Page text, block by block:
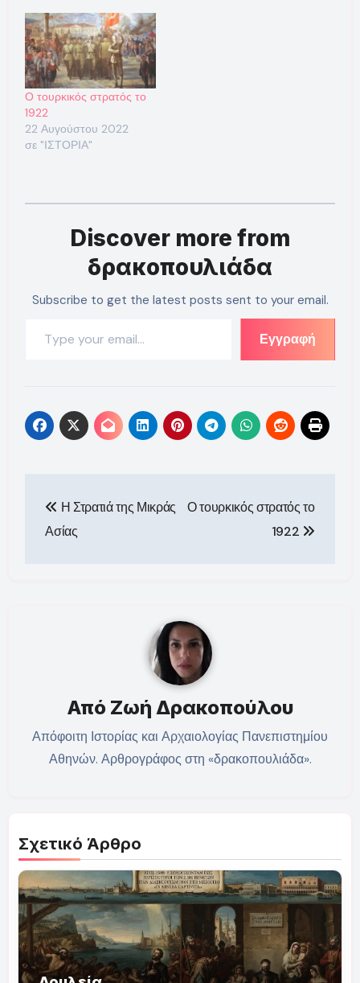
Ο τουρκικός στρατός το
1922
22 Αυγούστου 2022
σε "ΙΣΤΟΡΙΑ"
Discover more from
δρακοπουλιάδα
Subscribe to get the latest posts sent to your email.
Εγγραφή
άρθρων
Η Στρατιά της Μικράς
Ασίας
Ο τουρκικός στρατός το
1922
Από Ζωή Δρακοπούλου
Απόφοιτη Ιστορίας και Αρχαιολογίας Πανεπιστημίου
Αθηνών. Αρθρογράφος στη «δρακοπουλιάδα».
Σχετικό Άρθρο